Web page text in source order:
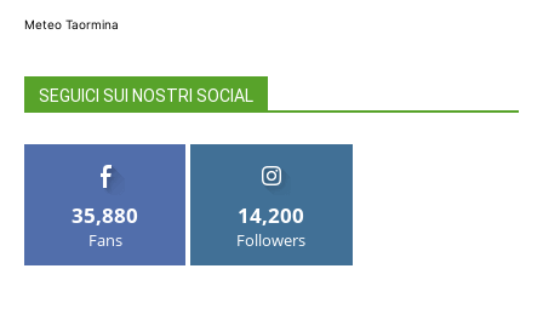
Meteo Taormina
SEGUICI SUI NOSTRI SOCIAL
35,880
Fans
14,200
Followers